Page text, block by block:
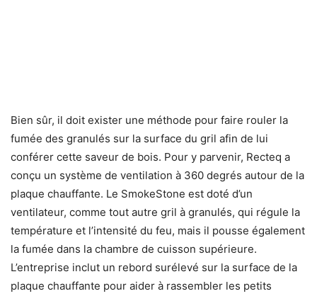
Bien sûr, il doit exister une méthode pour faire rouler la
fumée des granulés sur la surface du gril afin de lui
conférer cette saveur de bois. Pour y parvenir, Recteq a
conçu un système de ventilation à 360 degrés autour de la
plaque chauffante. Le SmokeStone est doté d’un
ventilateur, comme tout autre gril à granulés, qui régule la
température et l’intensité du feu, mais il pousse également
la fumée dans la chambre de cuisson supérieure.
L’entreprise inclut un rebord surélevé sur la surface de la
plaque chauffante pour aider à rassembler les petits